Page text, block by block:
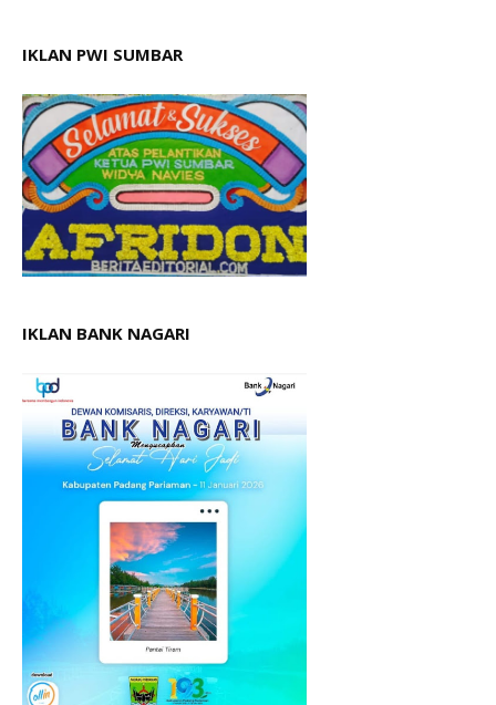
IKLAN PWI SUMBAR
IKLAN BANK NAGARI